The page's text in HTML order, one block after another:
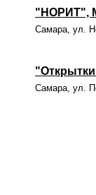
"НОРИТ",
Самара, ул.
Самара, ул.